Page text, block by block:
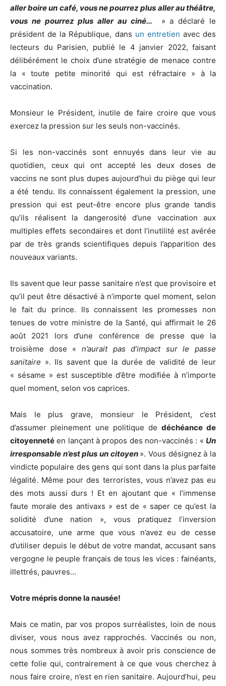
aller boire un café, vous ne pourrez plus aller au théâtre,
vous ne pourrez plus aller au ciné… » a déclaré le
président de la République, dans un entretien avec des
lecteurs du Parisien, publié le 4 janvier 2022, faisant
délibérément le choix d’une stratégie de menace contre
la « toute petite minorité qui est réfractaire » à la
vaccination.
Monsieur le Président, inutile de faire croire que vous
exercez la pression sur les seuls non-vaccinés.
Si les non-vaccinés sont ennuyés dans leur vie au
quotidien, ceux qui ont accepté les deux doses de
vaccins ne sont plus dupes aujourd’hui du piège qui leur
a été tendu. Ils connaissent également la pression, une
pression qui est peut-être encore plus grande tandis
qu’ils réalisent la dangerosité d’une vaccination aux
multiples effets secondaires et dont l’inutilité est avérée
par de très grands scientifiques depuis l’apparition des
nouveaux variants.
Ils savent que leur passe sanitaire n’est que provisoire et
qu’il peut être désactivé à n’importe quel moment, selon
le fait du prince. Ils connaissent les promesses non
tenues de votre ministre de la Santé, qui affirmait le 26
août 2021 lors d’une conférence de presse que la
troisième dose « n’aurait pas d’impact sur le passe
sanitaire ». Ils savent que la durée de validité de leur
« sésame » est susceptible d’être modifiée à n’importe
quel moment, selon vos caprices.
Mais le plus grave, monsieur le Président, c’est
d’assumer pleinement une politique de déchéance de
citoyenneté en lançant à propos des non-vaccinés : « Un
irresponsable n’est plus un citoyen ». Vous désignez à la
vindicte populaire des gens qui sont dans la plus parfaite
légalité. Même pour des terroristes, vous n’avez pas eu
des mots aussi durs ! Et en ajoutant que « l’immense
faute morale des antivaxs » est de « saper ce qu’est la
solidité d’une nation », vous pratiquez l’inversion
accusatoire, une arme que vous n’avez eu de cesse
d’utiliser depuis le début de votre mandat, accusant sans
vergogne le peuple français de tous les vices : fainéants,
illettrés, pauvres…
Votre mépris donne la nausée!
Mais ce matin, par vos propos surréalistes, loin de nous
diviser, vous nous avez rapprochés. Vaccinés ou non,
nous sommes très nombreux à avoir pris conscience de
cette folie qui, contrairement à ce que vous cherchez à
nous faire croire, n’est en rien sanitaire. Aujourd’hui, peu